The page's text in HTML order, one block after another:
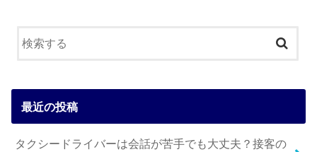
最近の投稿
タクシードライバーは会話が苦手でも大丈夫？接客の